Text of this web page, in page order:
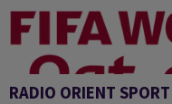
RADIO ORIENT SPORT